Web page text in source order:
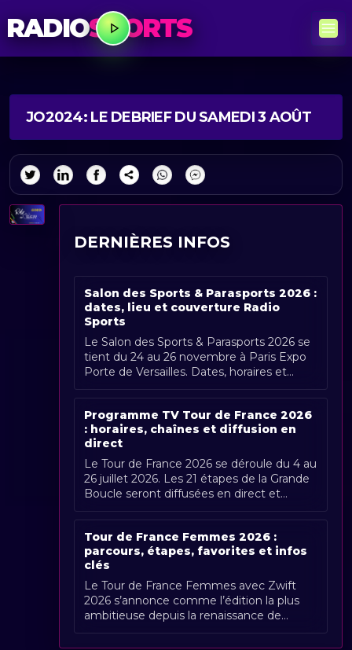
RADIOSPORTS
JO2024: LE DEBRIEF DU SAMEDI 3 AOÛT
DERNIÈRES INFOS
Salon des Sports & Parasports 2026 :
dates, lieu et couverture Radio
Sports
Le Salon des Sports & Parasports 2026 se
tient du 24 au 26 novembre à Paris Expo
Porte de Versailles. Dates, horaires et
couverture Radio Sports.
Programme TV Tour de France 2026
: horaires, chaînes et diffusion en
direct
Le Tour de France 2026 se déroule du 4 au
26 juillet 2026. Les 21 étapes de la Grande
Boucle seront diffusées en direct et
gratuitement en France par France [...]
Tour de France Femmes 2026 :
parcours, étapes, favorites et infos
clés
Le Tour de France Femmes avec Zwift
2026 s’annonce comme l’édition la plus
ambitieuse depuis la renaissance de
l’épreuve. Organisée du 1er au 9 août
2026, [...]